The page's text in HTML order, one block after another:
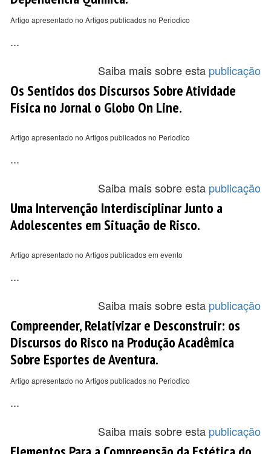
Artigo apresentado no Artigos publicados no Periodico
...
Saiba mais sobre esta publicação
Os Sentidos dos Discursos Sobre Atividade
Física no Jornal o Globo On Line.
Artigo apresentado no Artigos publicados no Periodico
...
Saiba mais sobre esta publicação
Uma Intervenção Interdisciplinar Junto a
Adolescentes em Situação de Risco.
Artigo apresentado no Artigos publicados em evento
...
Saiba mais sobre esta publicação
Compreender, Relativizar e Desconstruir: os
Discursos do Risco na Produção Acadêmica
Sobre Esportes de Aventura.
Artigo apresentado no Artigos publicados no Periodico
...
Saiba mais sobre esta publicação